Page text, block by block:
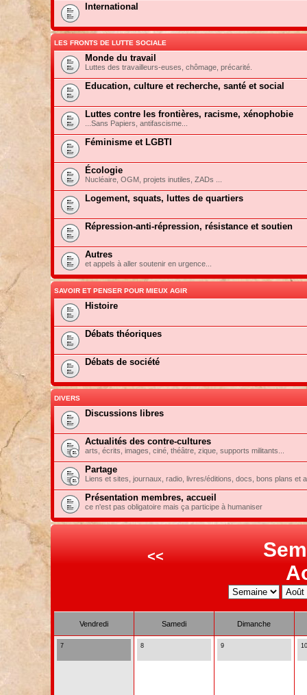
International
LES FRONTS DE LUTTE SOCIALE
Monde du travail
Luttes des travailleurs-euses, chômage, précarité.
Education, culture et recherche, santé et social
Luttes contre les frontières, racisme, xénophobie
...Sans Papiers, antifascisme...
Féminisme et LGBTI
Écologie
Nucléaire, OGM, projets inutiles, ZADs ...
Logement, squats, luttes de quartiers
Répression-anti-répression, résistance et soutien
Autres
et appels à aller soutenir en urgence...
SAVOIR ET PENSER POUR MIEUX AGIR
Histoire
Débats théoriques
Débats de société
DIVERS
Discussions libres
Actualités des contre-cultures
arts, écrits, images, ciné, théâtre, zique, supports militants...
Partage
Liens et sites, journaux, radio, livres/éditions, docs, bons plans et
Présentation membres, accueil
ce n'est pas obligatoire mais ça participe à humaniser
<<
Vendredi Samedi Dimanche
7 8 9 10